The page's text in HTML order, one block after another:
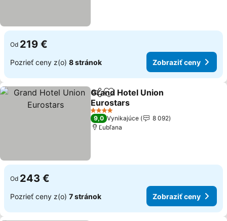
Od 219 €
Pozrieť ceny z(o) 8 stránok Zobraziť ceny
ZdieľaťPridať do obľúbených
Grand Hotel Union
Eurostars
4 Počet hviezdičiek
9,0 Vynikajúce
8 092
Ľubľana
Od 243 €
Pozrieť ceny z(o) 7 stránok Zobraziť ceny